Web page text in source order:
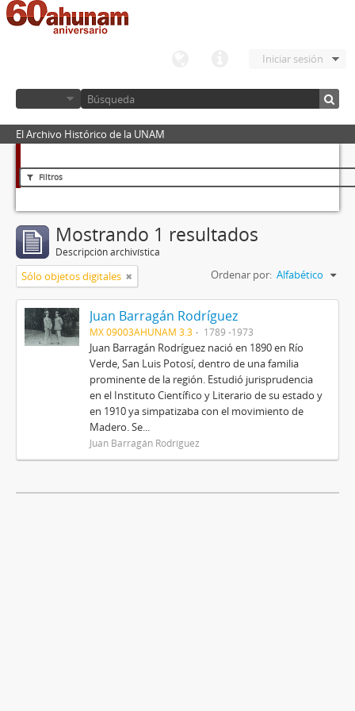
Iniciar sesión
El Archivo Histórico de la UNAM
Filtros
Mostrando 1 resultados
Descripción archivística
Sólo objetos digitales Ordenar por: Alfabético
Juan Barragán Rodríguez
MX 09003AHUNAM 3.3 1789 -1973
Juan Barragán Rodríguez nació en 1890 en Río
Verde, San Luis Potosí, dentro de una familia
prominente de la región. Estudió jurisprudencia
en el Instituto Científico y Literario de su estado y
en 1910 ya simpatizaba con el movimiento de
Madero. Se...
Juan Barragán Rodríguez